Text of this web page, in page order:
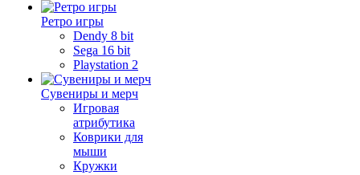
Ретро игры
Dendy 8 bit
Sega 16 bit
Playstation 2
Сувениры и мерч
Игровая
атрибутика
Коврики для
мыши
Кружки